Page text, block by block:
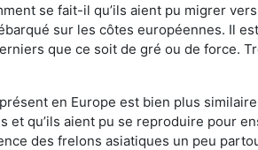
se fait-il qu’ils aient pu migrer
sur les côtes européennes. Il
que ce soit de gré ou de force.
en Europe est bien plus
et qu’ils aient pu se reproduire pour
des frelons asiatiques un peu